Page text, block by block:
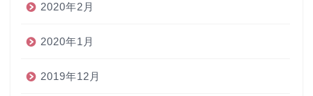
2020年2月
2020年1月
2019年12月